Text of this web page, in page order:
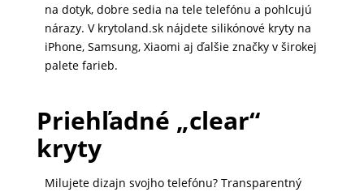
KANCELÁRIA
OUTDOOR
na dotyk, dobre sedia na tele telefónu a pohlcujú
nárazy. V krytoland.sk nájdete silikónové kryty na
iPhone, Samsung, Xiaomi aj ďalšie značky v širokej
palete farieb.
Priehľadné „clear“
kryty
Milujete dizajn svojho telefónu? Transparentný